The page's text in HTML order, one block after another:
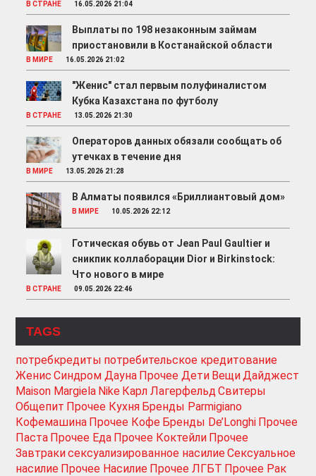
В СТРАНЕ 16.05.2026 21:04
Выплаты по 198 незаконным займам
приостановили в Костанайской области
В МИРЕ 16.05.2026 21:02
"Женис" стал первым полуфиналистом
Кубка Казахстана по футболу
В СТРАНЕ 13.05.2026 21:30
Операторов данных обязали сообщать об
утечках в течение дня
В МИРЕ 13.05.2026 21:28
В Алматы появился «Бриллиантовый дом»
В МИРЕ 10.05.2026 22:12
Готическая обувь от Jean Paul Gaultier и
сникпик коллаборации Dior и Birkinstock:
Что нового в мире
В СТРАНЕ 09.05.2026 22:46
TAGS
потребкредиты потребительское кредитование
Женис Синдром Дауна Прочее Дети Вещи Дайджест
Maison Margiela Nike Карл Лагерфельд Свитеры
Общепит Прочее Кухня Бренды Parmigiano
Кофемашина Прочее Кофе Бренды De’Longhi Прочее
Паста Прочее Еда Прочее Коктейли Прочее
Завтракисексуализированное насилиеСексуальное
насилие Прочее Насилие Прочее ЛГБТ Прочее Рак